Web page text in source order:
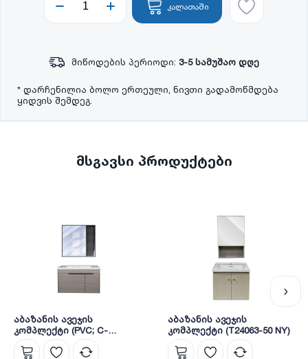
კალათაში
მიწოდების პერიოდი: 3-5 სამუშაო დღე
* დარჩენილია ბოლო ერთეული, ნივთი გადამოწმდება
ყიდვის შემდეგ.
მსგავსი პროდუქტები
აბაზანის ავეჯის
კომპლექტი (PVC; C-
800X475X480mm; M-
750X140X700mm) (600-80)
აბაზანის ავეჯის
კომპლექტი (T24063-50 NY)